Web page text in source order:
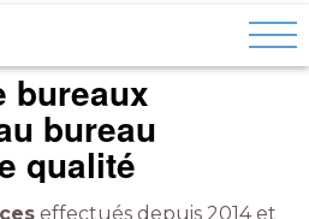
bureaux
qualité
effectués depuis 2014 et